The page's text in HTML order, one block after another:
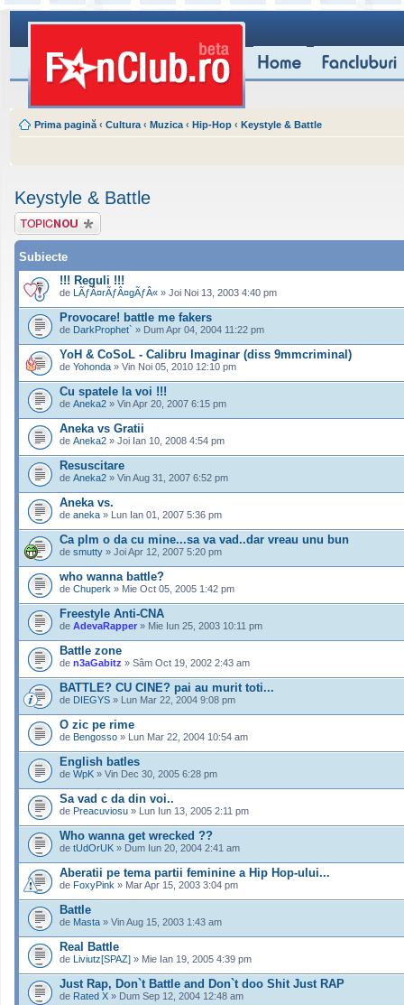
Prima pagină ‹ Cultura ‹ Muzica ‹ Hip-Hop ‹ Keystyle & Battle
Keystyle & Battle
Scrie un subiect
nou
Subiecte
!!! Reguli !!!
de LÃƒÂ¤rÃƒÂ¤gÃƒÂ« » Joi Noi 13, 2003 4:40 pm
Provocare! battle me fakers
de DarkProphet` » Dum Apr 04, 2004 11:22 pm
YoH & CoSoL - Calibru Imaginar (diss 9mmcriminal)
de Yohonda » Vin Noi 05, 2010 12:10 pm
Cu spatele la voi !!!
de Aneka2 » Vin Apr 20, 2007 6:15 pm
Aneka vs Gratii
de Aneka2 » Joi Ian 10, 2008 4:54 pm
Resuscitare
de Aneka2 » Vin Aug 31, 2007 6:52 pm
Aneka vs.
de aneka » Lun Ian 01, 2007 5:36 pm
Ca plm o da cu mine...sa va vad..dar vreau unu bun
de smutty » Joi Apr 12, 2007 5:20 pm
who wanna battle?
de Chuperk » Mie Oct 05, 2005 1:42 pm
Freestyle Anti-CNA
de AdevaRapper » Mie Iun 25, 2003 10:11 pm
Battle zone
de n3aGabitz » Sâm Oct 19, 2002 2:43 am
BATTLE? CU CINE? pai au murit toti...
de DIEGYS » Lun Mar 22, 2004 9:08 pm
O zic pe rime
de Bengosso » Lun Mar 22, 2004 10:54 am
English batles
de WpK » Vin Dec 30, 2005 6:28 pm
Sa vad c da din voi..
de Preacuviosu » Lun Iun 13, 2005 2:11 pm
Who wanna get wrecked ??
de tUdOrUK » Dum Iun 20, 2004 2:41 am
Aberatii pe tema partii feminine a Hip Hop-ului...
de FoxyPink » Mar Apr 15, 2003 3:04 pm
Battle
de Masta » Vin Aug 15, 2003 1:43 am
Real Battle
de Liviutz[SPAZ] » Mie Ian 19, 2005 4:39 pm
Just Rap, Don`t Battle and Don`t doo Shit Just RAP
de Rated X » Dum Sep 12, 2004 12:48 am